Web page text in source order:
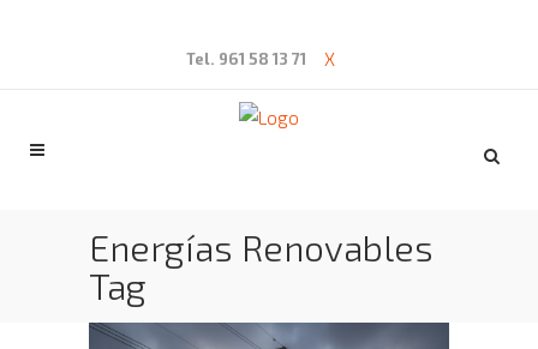
Tel. 961 58 13 71 X
Energías Renovables
Tag